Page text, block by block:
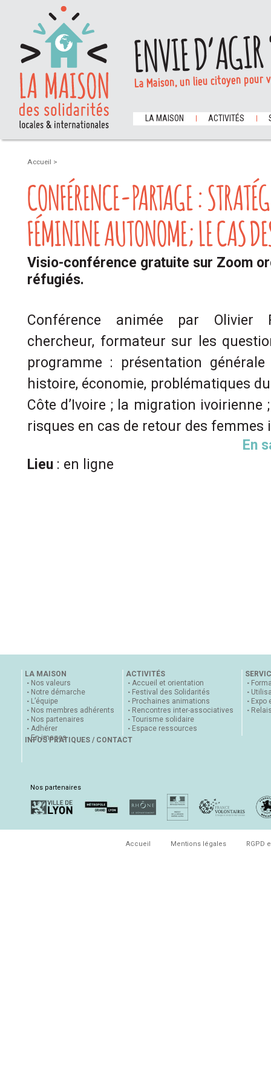
ENVIE
La Maison, un lieu citoyen
LA MAISON ACTIVITÉS
Accueil >
CONFÉRENCE-PARTAGE :
FÉMININE AUTONOME; LE CAS
Visio-conférence gratuite sur Zoom
réfugiés.
Conférence animée par Olivier
chercheur, formateur sur les
programme : présentation
histoire, économie, problématiques
Côte d’Ivoire ; la migration ivoirienne
risques en cas de retour des femmes
En
Lieu : en ligne
LA MAISON
Nos valeurs
Notre démarche
L’équipe
Nos membres adhérents
Nos partenaires
Adhérer
En images
ACTIVITÉS
Accueil et orientation
Festival des Solidarités
Prochaines animations
Rencontres inter-associatives
Tourisme solidaire
Espace ressources
Expo
INFOS PRATIQUES / CONTACT
Nos partenaires
Accueil Mentions légales RGPD